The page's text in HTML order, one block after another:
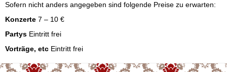
Sofern nicht anders angegeben sind folgende Preise zu erwarten:
Konzerte 7 – 10 €
Partys Eintritt frei
Vorträge, etc Eintritt frei